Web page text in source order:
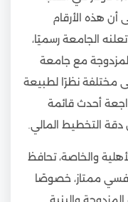
أن هذه الأرقام
الجامعة رسميًا،
مع جامعة
مختلفة نظرًا لطبيعة
أحدث قائمة
التخطيط المالي.
والخاصة، تحافظ
ممتاز، خصوصًا
والبنية